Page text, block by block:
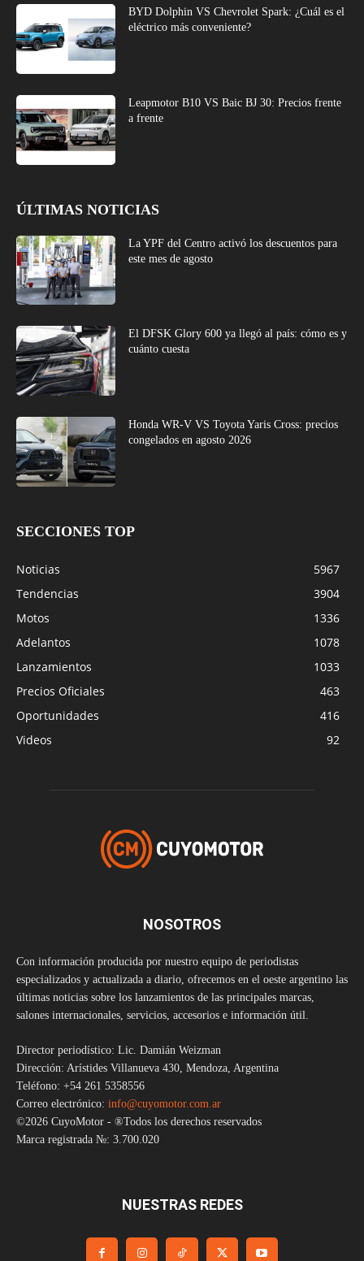
BYD Dolphin VS Chevrolet Spark: ¿Cuál es el
eléctrico más conveniente?
Leapmotor B10 VS Baic BJ 30: Precios frente
a frente
ÚLTIMAS NOTICIAS
La YPF del Centro activó los descuentos para
este mes de agosto
El DFSK Glory 600 ya llegó al país: cómo es y
cuánto cuesta
Honda WR-V VS Toyota Yaris Cross: precios
congelados en agosto 2026
SECCIONES TOP
Noticias
5967
Tendencias
3904
Motos
1336
Adelantos
1078
Lanzamientos
1033
Precios Oficiales
463
Oportunidades
416
Videos
92
NOSOTROS
Con información producida por nuestro equipo de periodistas
especializados y actualizada a diario, ofrecemos en el oeste argentino las
últimas noticias sobre los lanzamientos de las principales marcas,
salones internacionales, servicios, accesorios e información útil.
Director periodístico: Lic. Damián Weizman
Dirección: Arístides Villanueva 430, Mendoza, Argentina
Teléfono: +54 261 5358556
Correo electrónico: info@cuyomotor.com.ar
©2026 CuyoMotor - ®Todos los derechos reservados
Marca registrada №: 3.700.020
NUESTRAS REDES